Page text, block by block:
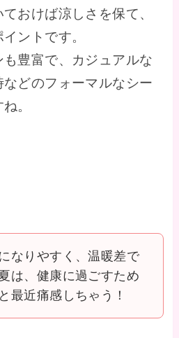
おけば涼しさを保て、
ントです。
豊富で、カジュアルな
どのフォーマルなシー
。
なりやすく、温暖差で
は、健康に過ごすため
最近痛感しちゃう！